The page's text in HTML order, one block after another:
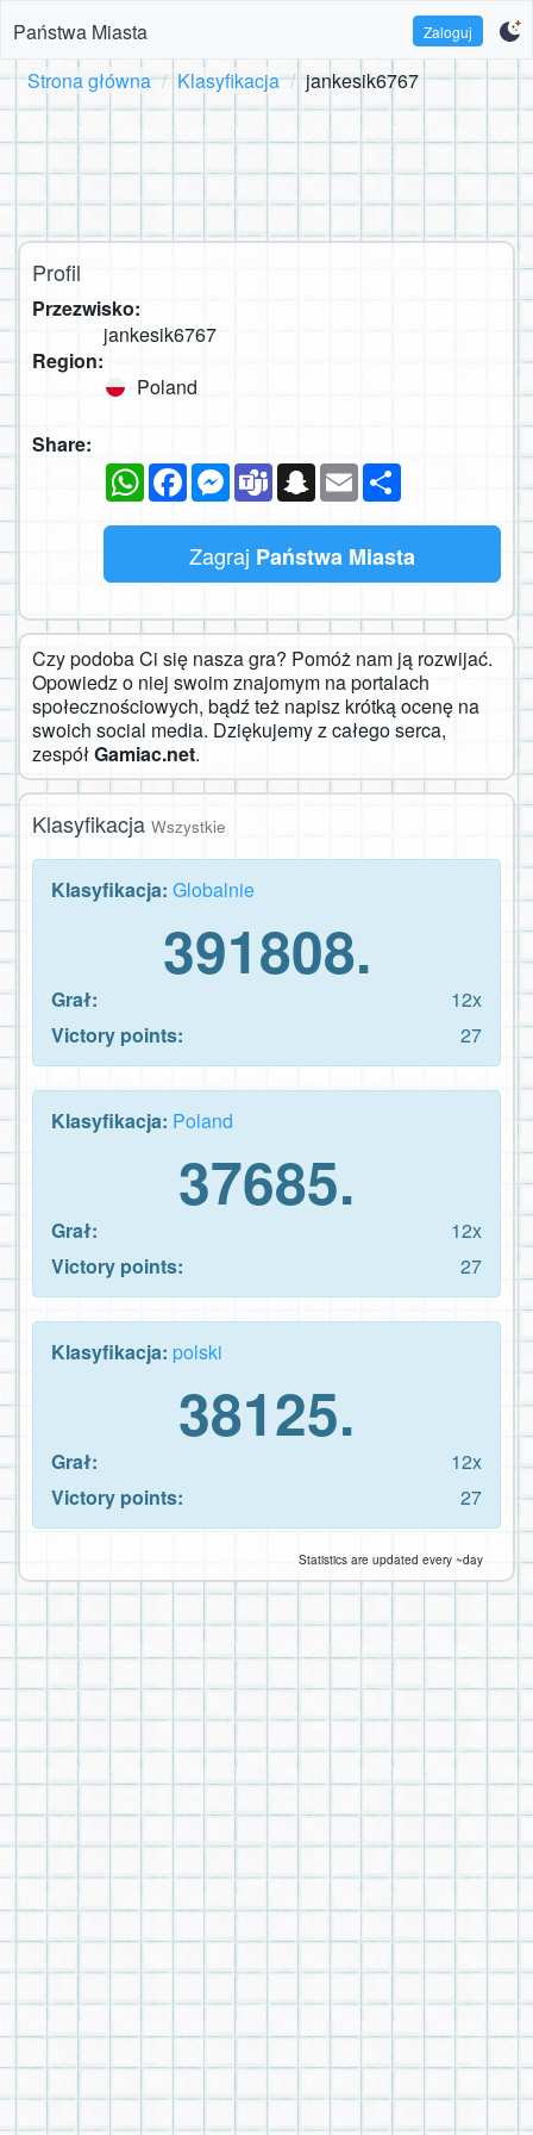
Państwa Miasta Zaloguj
Strona główna Klasyfikacja jankesik6767
Profil
Przezwisko:
jankesik6767
Region:
Poland
Share:
WhatsAppFacebookMessenger
TeamsSnapchat
Email
Zagraj Państwa Miasta
Czy podoba Ci się nasza gra? Pomóż nam ją rozwijać.
Opowiedz o niej swoim znajomym na portalach
społecznościowych, bądź też napisz krótką ocenę na
swoich social media. Dziękujemy z całego serca,
zespółGamiac.net.
Klasyfikacja Wszystkie
Klasyfikacja: Globalnie
391808.
Grał:
12x
Victory points:
27
Klasyfikacja: Poland
37685.
Grał:
12x
Victory points:
27
Klasyfikacja: polski
38125.
Grał:
12x
Victory points:
27
Statistics are updated every ~day